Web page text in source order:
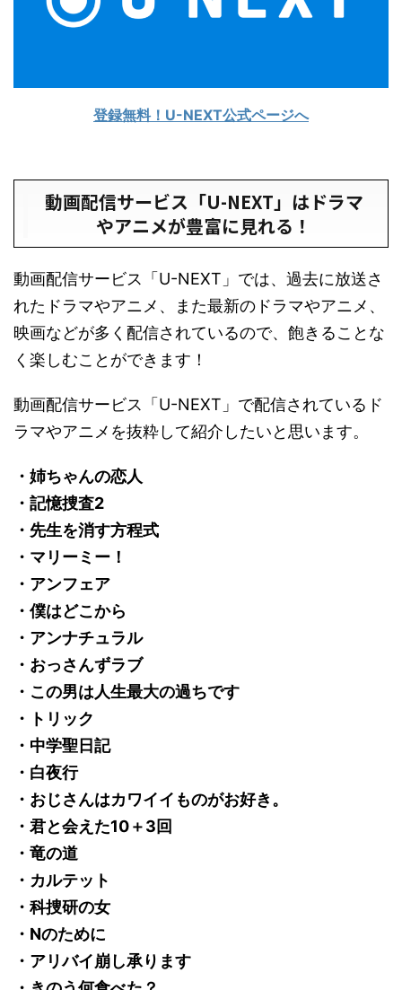
登録無料！U-NEXT公式ページへ
動画配信サービス「U-NEXT」はドラマ
やアニメが豊富に見れる！
動画配信サービス「U-NEXT」では、過去に放送さ
れたドラマやアニメ、また最新のドラマやアニメ、
映画などが多く配信されているので、飽きることな
く楽しむことができます！
動画配信サービス「U-NEXT」で配信されているド
ラマやアニメを抜粋して紹介したいと思います。
・姉ちゃんの恋人
・記憶捜査2
・先生を消す方程式
・マリーミー！
・アンフェア
・僕はどこから
・アンナチュラル
・おっさんずラブ
・この男は人生最大の過ちです
・トリック
・中学聖日記
・白夜行
・おじさんはカワイイものがお好き。
・君と会えた10＋3回
・竜の道
・カルテット
・科捜研の女
・Nのために
・アリバイ崩し承ります